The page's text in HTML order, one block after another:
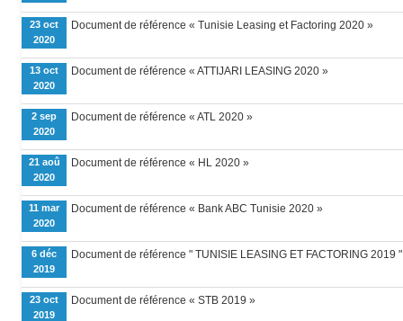
23 oct
2020
Document de référence « Tunisie Leasing et Factoring 2020 »
13 oct
2020
Document de référence « ATTIJARI LEASING 2020 »
2 sep
2020
Document de référence « ATL 2020 »
21 aoû
2020
Document de référence « HL 2020 »
11 mar
2020
Document de référence « Bank ABC Tunisie 2020 »
6 déc
2019
Document de référence " TUNISIE LEASING ET FACTORING 2019 "
23 oct
2019
Document de référence « STB 2019 »